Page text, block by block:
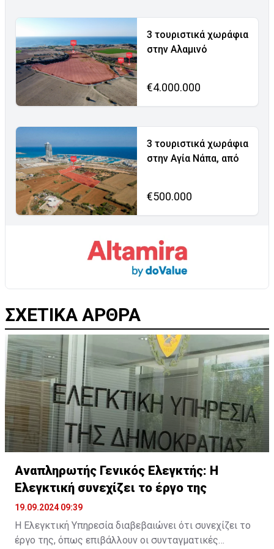
3 τουριστικά χωράφια
στην Αλαμινό
€4.000.000
3 τουριστικά χωράφια
στην Αγία Νάπα, από
€500.000
ΣΧΕΤΙΚΑ ΑΡΘΡΑ
Αναπληρωτής Γενικός Ελεγκτής: H
Ελεγκτική συνεχίζει το έργο της
19.09.2024 09:39
Η Ελεγκτική Υπηρεσία διαβεβαιώνει ότι συνεχίζει το
έργο της, όπως επιβάλλουν οι συνταγματικές